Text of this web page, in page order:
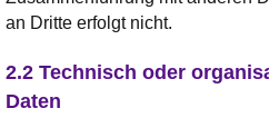
an Dritte erfolgt nicht.
2.2 Technisch oder
Daten